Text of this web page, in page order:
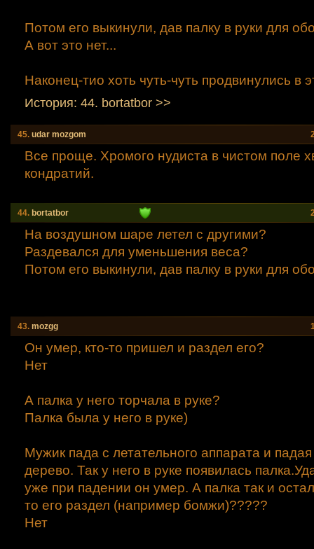
Потом его выкинули, дав палку в руки для
А вот это нет...
Наконец-тио хоть чуть-чуть продвинулись в
История: 44. bortatbor >>
45. udar mozgom
Все проще. Хромого нудиста в чистом поле
кондратий.
44. bortatbor
На воздушном шаре летел с другими?
Раздевался для уменьшения веса?
Потом его выкинули, дав палку в руки для
43. mozgg
Он умер, кто-то пришел и раздел его?
Нет
А палка у него торчала в руке?
Палка была у него в руке)
Мужик пада с летательного аппарата и
дерево. Так у него в руке появилась
уже при падении он умер. А палка так и
то его раздел (например бомжи)?????
Нет